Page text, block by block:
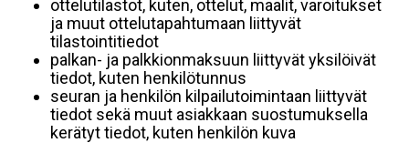
ottelutilastot, kuten, ottelut, maalit, varoitukset
ja muut ottelutapahtumaan liittyvät
tilastointitiedot
palkan- ja palkkionmaksuun liittyvät yksilöivät
tiedot, kuten henkilötunnus
seuran ja henkilön kilpailutoimintaan liittyvät
tiedot sekä muut asiakkaan suostumuksella
kerätyt tiedot, kuten henkilön kuva